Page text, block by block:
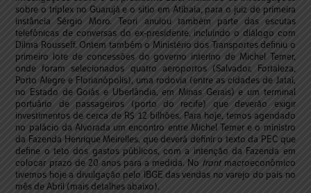
sobre o triplex no Guarujá e o sítio em Atibaia, para o juiz de primeira
instância Sérgio Moro. Teori anulou também parte das escutas
telefônicas de conversas do ex-presidente, incluindo o diálogo com
Dilma Rousseff. Ontem também o Ministério dos Transportes definiu o
primeiro lote de concessões do governo interino de Michel Temer,
onde foram selecionados quatro aeroportos (Salvador, Fortaleza,
Porto Alegre e Florianópolis), uma rodovia (entre as cidades de Jataí,
no Estado de Goiás e Uberlândia, em Minas Gerais) e um terminal
portuário de passageiros (porto do recife) que deverão exigir
investimentos de cerca de R$ 12 bilhões. Para hoje, temos agendado
no palácio da Alvorada um encontro entre Michel Temer e o ministro
da Fazenda Henrique Meirelles, que deverá definir o texto da PEC que
define o teto dos gastos públicos, com a intenção da Fazenda em
colocar prazo de 20 anos para a medida. No frontmacroeconômico
tivemos hoje a divulgação pelo IBGE das vendas no varejo do país no
mês de Abril (mais detalhes abaixo).